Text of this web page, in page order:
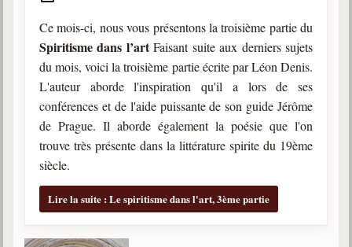
Ce mois-ci, nous vous présentons la troisième partie du
Spiritisme dans l’artFaisant suite aux derniers sujets
du mois, voici la troisième partie écrite par Léon Denis.
L'auteur aborde l'inspiration qu'il a lors de ses
conférences et de l'aide puissante de son guide Jérôme
de Prague. Il aborde également la poésie que l'on
trouve très présente dans la littérature spirite du 19ème
siècle.
Lire la suite : Le spiritisme dans l'art, 3ème partie